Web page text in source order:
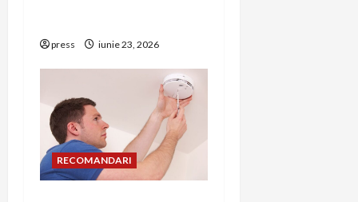
npress iunie 23, 2026
RECOMANDARI